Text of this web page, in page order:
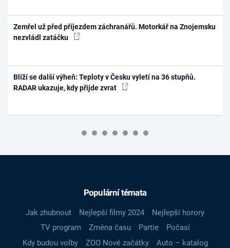
Zemřel už před příjezdem záchranářů. Motorkář na Znojemsku
nezvládl zatáčku
Blíží se další výheň: Teploty v Česku vyletí na 36 stupňů.
RADAR ukazuje, kdy přijde zvrat
Populární témata
Jak zhubnout Nejlepší filmy 2024
Nejlepší horory
TV program
Změna času Partie
Počasí
Kdy budou volby
ZOO Nové začátky
Auto – katalog